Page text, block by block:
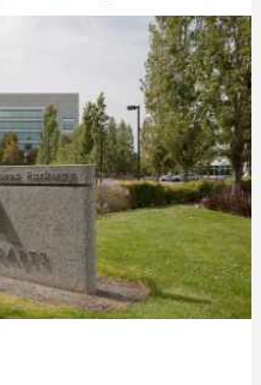
C'est toujours plus
à dev, mais ça
qu'on ne braque pas
P.